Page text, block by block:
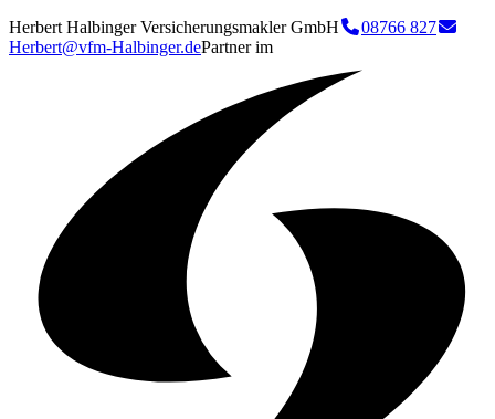
Herbert Halbinger Versicherungsmakler GmbH
08766 827
Herbert@vfm-Halbinger.dePartner im